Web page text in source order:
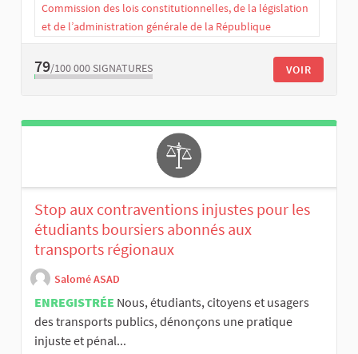
Commission des lois constitutionnelles, de la législation
et de l’administration générale de la République
79/100 000 SIGNATURES VOIR
Stop aux contraventions injustes pour les
étudiants boursiers abonnés aux
transports régionaux
Salomé ASAD
ENREGISTRÉE Nous, étudiants, citoyens et usagers
des transports publics, dénonçons une pratique
injuste et pénal...